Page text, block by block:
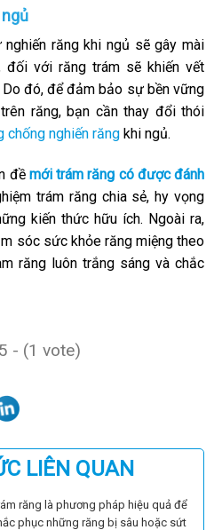
nghiến răng khi ngủ sẽ gây mài
đối với răng trám sẽ khiến vết
đó, để đảm bảo sự bền vững
răng, bạn cần thay đổi thói
chống nghiến răng khi ngủ.
đề mới trám răng có được đánh
trám răng chia sẻ, hy vọng
kiến thức hữu ích. Ngoài ra,
sóc sức khỏe răng miệng theo
răng luôn trắng sáng và chắc
- (1 vote)
LIÊN QUAN
răng là phương pháp hiệu quả để
phục những răng bị sâu hoặc sứt